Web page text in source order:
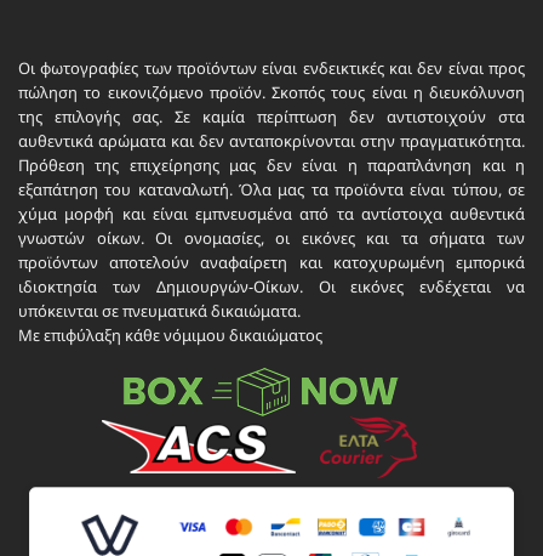
Οι φωτογραφίες των προϊόντων είναι ενδεικτικές και δεν είναι προς
πώληση το εικονιζόμενο προϊόν. Σκοπός τους είναι η διευκόλυνση
της επιλογής σας. Σε καμία περίπτωση δεν αντιστοιχούν στα
αυθεντικά αρώματα και δεν ανταποκρίνονται στην πραγματικότητα.
Πρόθεση της επιχείρησης μας δεν είναι η παραπλάνηση και η
εξαπάτηση του καταναλωτή. Όλα μας τα προϊόντα είναι τύπου, σε
χύμα μορφή και είναι εμπνευσμένα από τα αντίστοιχα αυθεντικά
γνωστών οίκων. Οι ονομασίες, οι εικόνες και τα σήματα των
προϊόντων αποτελούν αναφαίρετη και κατοχυρωμένη εμπορικά
ιδιοκτησία των Δημιουργών-Οίκων. Οι εικόνες ενδέχεται να
υπόκεινται σε πνευματικά δικαιώματα.
Με επιφύλαξη κάθε νόμιμου δικαιώματος